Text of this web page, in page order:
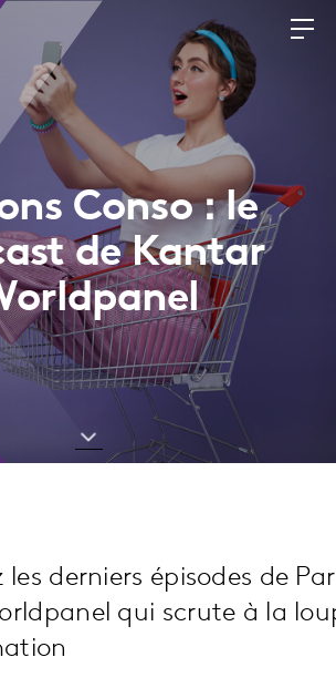
Conso : le
de Kantar
les derniers épisodes de
qui scrute à la